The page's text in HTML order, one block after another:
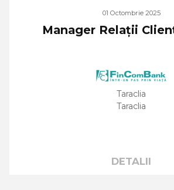
01 Octombrie 2025
Manager Relații
Taraclia
Taraclia
DETALII